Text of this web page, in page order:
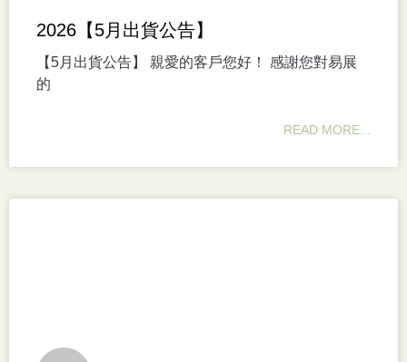
2026【5月出貨公告】
【5月出貨公告】 親愛的客戶您好！ 感謝您對易展
的
READ MORE...